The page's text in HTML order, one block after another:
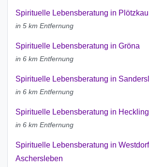
Spirituelle Lebensberatung in Plötzkau
in 5 km Entfernung
Spirituelle Lebensberatung in Gröna
in 6 km Entfernung
Spirituelle Lebensberatung in
in 6 km Entfernung
Spirituelle Lebensberatung in
in 6 km Entfernung
Spirituelle Lebensberatung in
Aschersleben